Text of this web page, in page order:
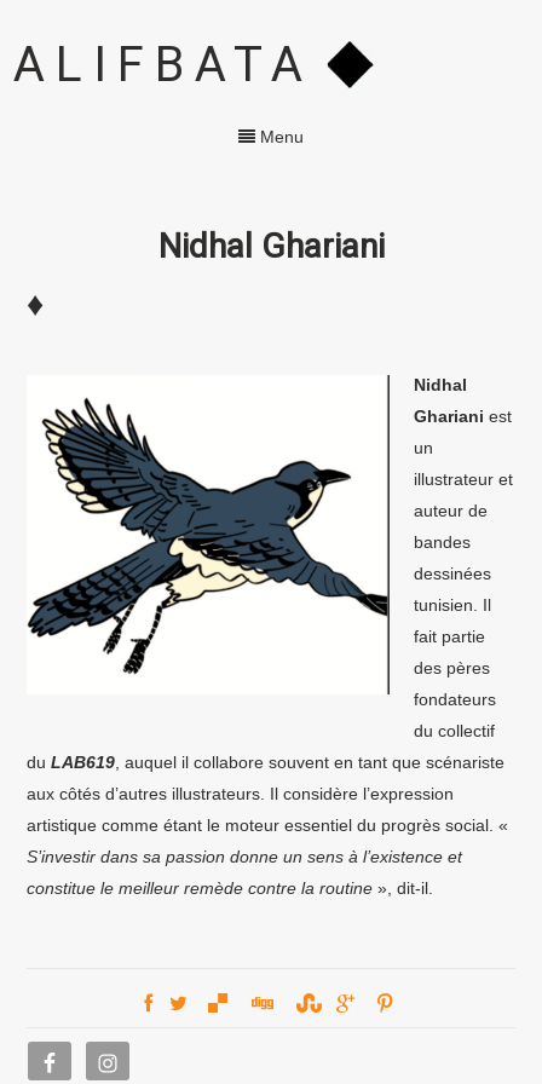
ALIFBATA
Menu
Nidhal Ghariani
♦
Nidhal
Ghariani est
un
illustrateur et
auteur de
bandes
dessinées
tunisien. Il
fait partie
des pères
fondateurs
du collectif
du LAB619, auquel il collabore souvent en tant que scénariste
aux côtés d’autres illustrateurs. Il considère l’expression
artistique comme étant le moteur essentiel du progrès social. «
S’investir dans sa passion donne un sens à l’existence et
constitue le meilleur remède contre la routine», dit-il.